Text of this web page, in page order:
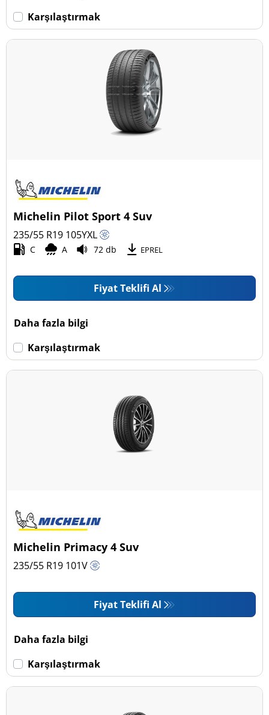
Karşılaştırmak
Michelin Pilot Sport 4 Suv
235/55 R19 105YXL
C A 72 db EPREL
Fiyat Teklifi Al
Daha fazla bilgi
Karşılaştırmak
Michelin Primacy 4 Suv
235/55 R19 101V
Fiyat Teklifi Al
Daha fazla bilgi
Karşılaştırmak